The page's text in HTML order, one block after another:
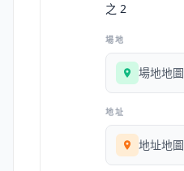
之 2
場地
場地地圖
地址
地址地圖